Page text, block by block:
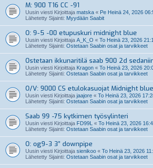
M: 900 T16 CC -91
Uusin viesti Kirjoittaja matska « Pe Heinä 24, 2026
Lähetetty Sijainti: Myydään Saabit
O: 9-5 -00 etupuskuri midnight blue
Uusin viesti Kirjoittaja A_K_O « To Heinä 23, 2026
Lähetetty Sijainti: Ostetaan Saabin osat ja tarvikkeet
Ostetaan ikkunaritilä saab 900 2d
Uusin viesti Kirjoittaja Kragon « To Heinä 23, 2026
Lähetetty Sijainti: Ostetaan Saabin osat ja tarvikkeet
O/V: 9000 CS etulokasuojat Midnight blue
Uusin viesti Kirjoittaja jaajore « To Heinä 23, 2026
Lähetetty Sijainti: Ostetaan Saabin osat ja tarvikkeet
Saab 99 -75 kytkimen työsylinteri
Uusin viesti Kirjoittaja FD99L « To Heinä 23, 2026
Lähetetty Sijainti: Ostetaan Saabin osat ja tarvikkeet
O: og9-3 3” downpipe
Uusin viesti Kirjoittaja sienikoo « To Heinä 23, 2026
Lähetetty Sijainti: Ostetaan Saabin osat ja tarvikkeet